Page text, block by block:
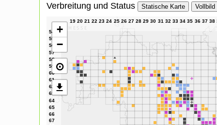
Verbreitung und Status Statische Karte Vollbild
+
−
⊙